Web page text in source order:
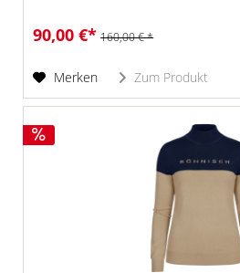
90,00 €* 160,00 € *
Merken Zum Produkt